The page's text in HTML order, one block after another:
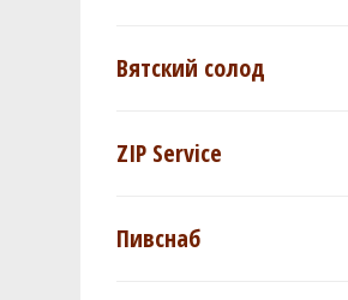
Вятский солод
ZIP Service
Пивснаб